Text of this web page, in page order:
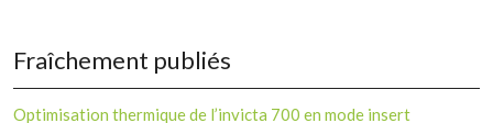
Fraîchement publiés
Optimisation thermique de l’invicta 700 en mode insert